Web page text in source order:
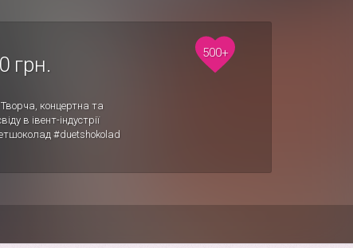
грн.
концертна та
в івент-індустрії
#duetshokolad
500+